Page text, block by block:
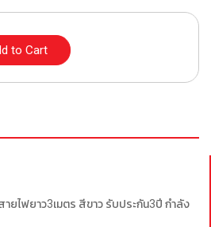
to Cart
ยไฟยาว3เมตร สีขาว รับประกัน3ปี กำลัง